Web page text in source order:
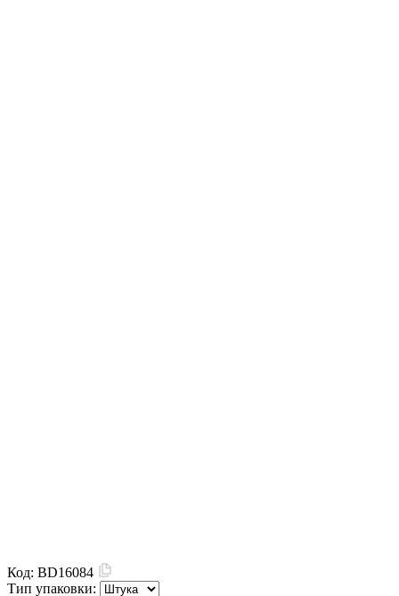
Код: BD16084
Тип упаковки: